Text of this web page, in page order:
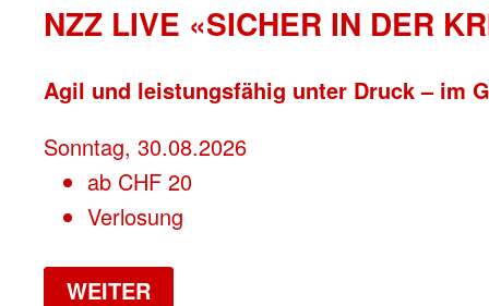
NZZ LIVE «SICHER IN DER
Agil und leistungsfähig unter Druck – im
Sonntag, 30.08.2026
ab CHF 20
Verlosung
WEITER